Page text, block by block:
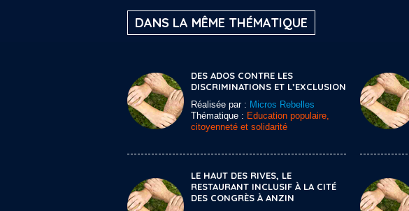
DANS LA MÊME THÉMATIQUE
DES ADOS CONTRE LES
DISCRIMINATIONS ET L’EXCLUSION
Réalisée par : Micros Rebelles
Thématique : Education populaire,
citoyenneté et solidarité
LE HAUT DES RIVES, LE
RESTAURANT INCLUSIF À LA CITÉ
DES CONGRÈS À ANZIN